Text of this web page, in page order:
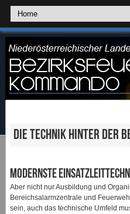
Die Technik hinter der
Modernste
Aber nicht nur Ausbildung und
Bereichsalarmzentrale und
sein, auch das technische Umfeld